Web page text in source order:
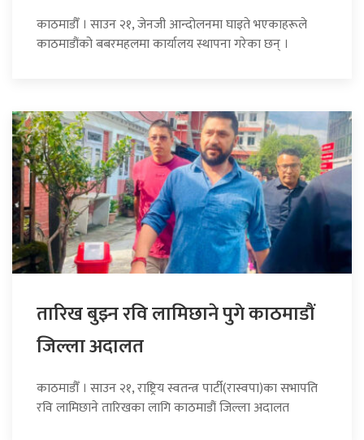
काठमाडौँ । साउन २१, जेनजी आन्दोलनमा घाइते भएकाहरूले
काठमाडौंको बबरमहलमा कार्यालय स्थापना गरेका छन् ।
तारिख बुझ्न रवि लामिछाने पुगे काठमाडौं
जिल्ला अदालत
काठमाडौँ । साउन २१, राष्ट्रिय स्वतन्त्र पार्टी(रास्वपा)का सभापति
रवि लामिछाने तारिखका लागि काठमाडौं जिल्ला अदालत